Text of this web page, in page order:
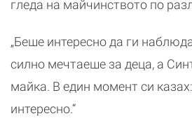
гледа на майчинството по
„Беше интересно да ги
силно мечтаеше за деца, а
майка. В един момент си
интересно.“